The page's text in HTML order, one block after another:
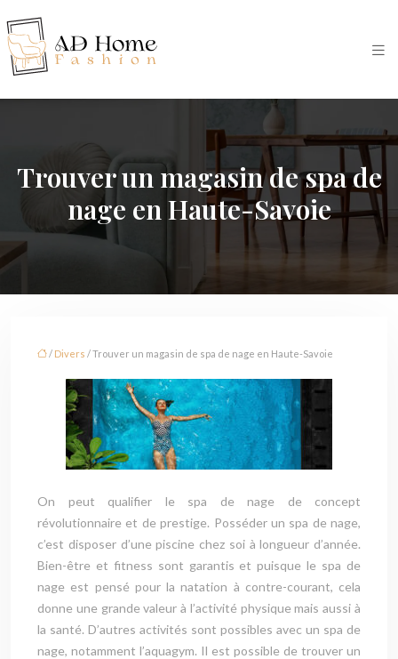
Trouver un magasin de spa de
nage en Haute-Savoie
/ Divers / Trouver un magasin de spa de nage en Haute-Savoie
On peut qualifier le spa de nage de concept
révolutionnaire et de prestige. Posséder un spa de nage,
c’est disposer d’une piscine chez soi à longueur d’année.
Bien-être et fitness sont garantis et puisque le spa de
nage est pensé pour la natation à contre-courant, cela
donne une grande valeur à l’activité physique mais aussi à
la santé. D’autres activités sont possibles avec un spa de
nage, notamment l’aquagym. Il est possible de trouver un